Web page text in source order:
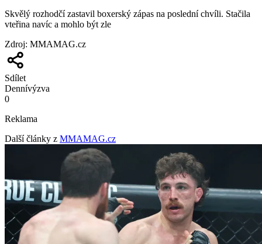
Skvělý rozhodčí zastavil boxerský zápas na poslední chvíli. Stačila
vteřina navíc a mohlo být zle
Zdroj: MMAMAG.cz
Sdílet
Dennívýzva
0
Reklama
Další články z MMAMAG.cz